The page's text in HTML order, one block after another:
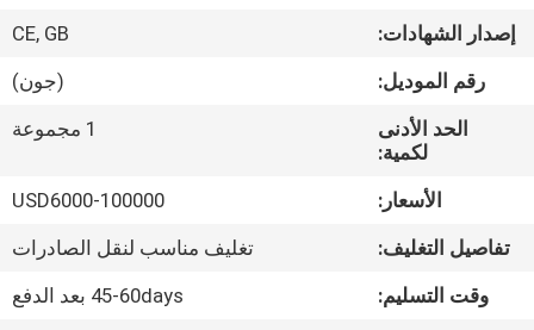
جولة
المصنع
مراقبة
الجودة
اتصل
إصدار الشهادات:
CE, GB
رقم الموديل:
(جون)
الحد الأدنى
لكمية:
1 مجموعة
الأسعار:
USD6000-100000
تفاصيل التغليف:
تغليف مناسب لنقل الصادرات
وقت التسليم:
45-60days بعد الدفع